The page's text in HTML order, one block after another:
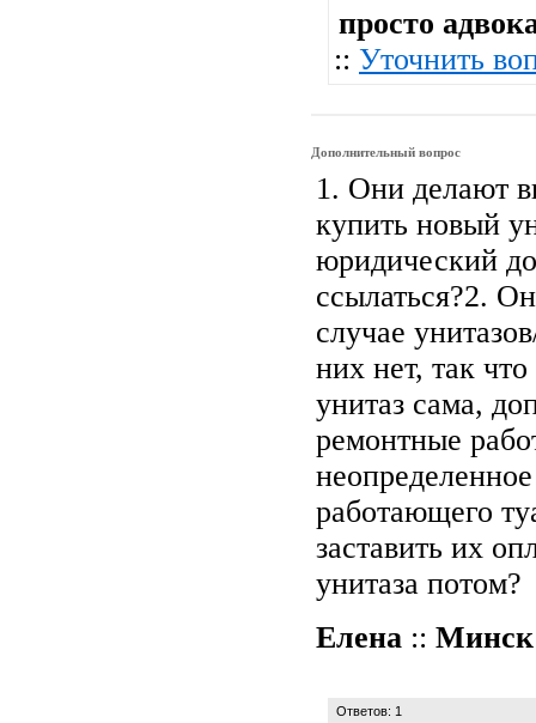
просто
:: Уточнить
Дополнительный вопрос
1. Они делают
купить новый
юридический
ссылаться?2.
случае
них нет, так
унитаз сама,
ремонтные
работающего
заставить их
унитаза потом?
Елена :: Минск
Ответов: 1